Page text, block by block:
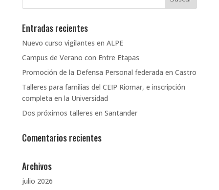
Entradas recientes
Nuevo curso vigilantes en ALPE
Campus de Verano con Entre Etapas
Promoción de la Defensa Personal federada en Castro
Talleres para familias del CEIP Riomar, e inscripción
completa en la Universidad
Dos próximos talleres en Santander
Comentarios recientes
Archivos
julio 2026